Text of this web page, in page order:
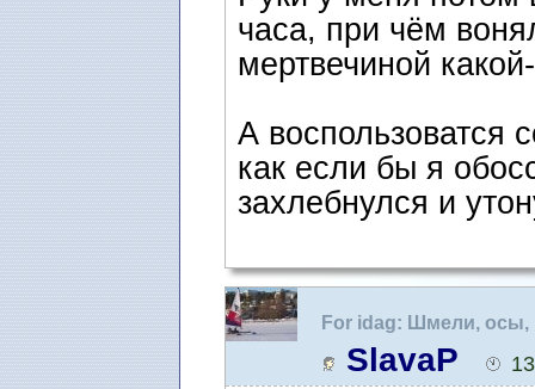
часа, при чём
мертвечиной
А воспользоватся
как если бы я
захлебнулся и
For idag: Шмели, осы,
SlavaP